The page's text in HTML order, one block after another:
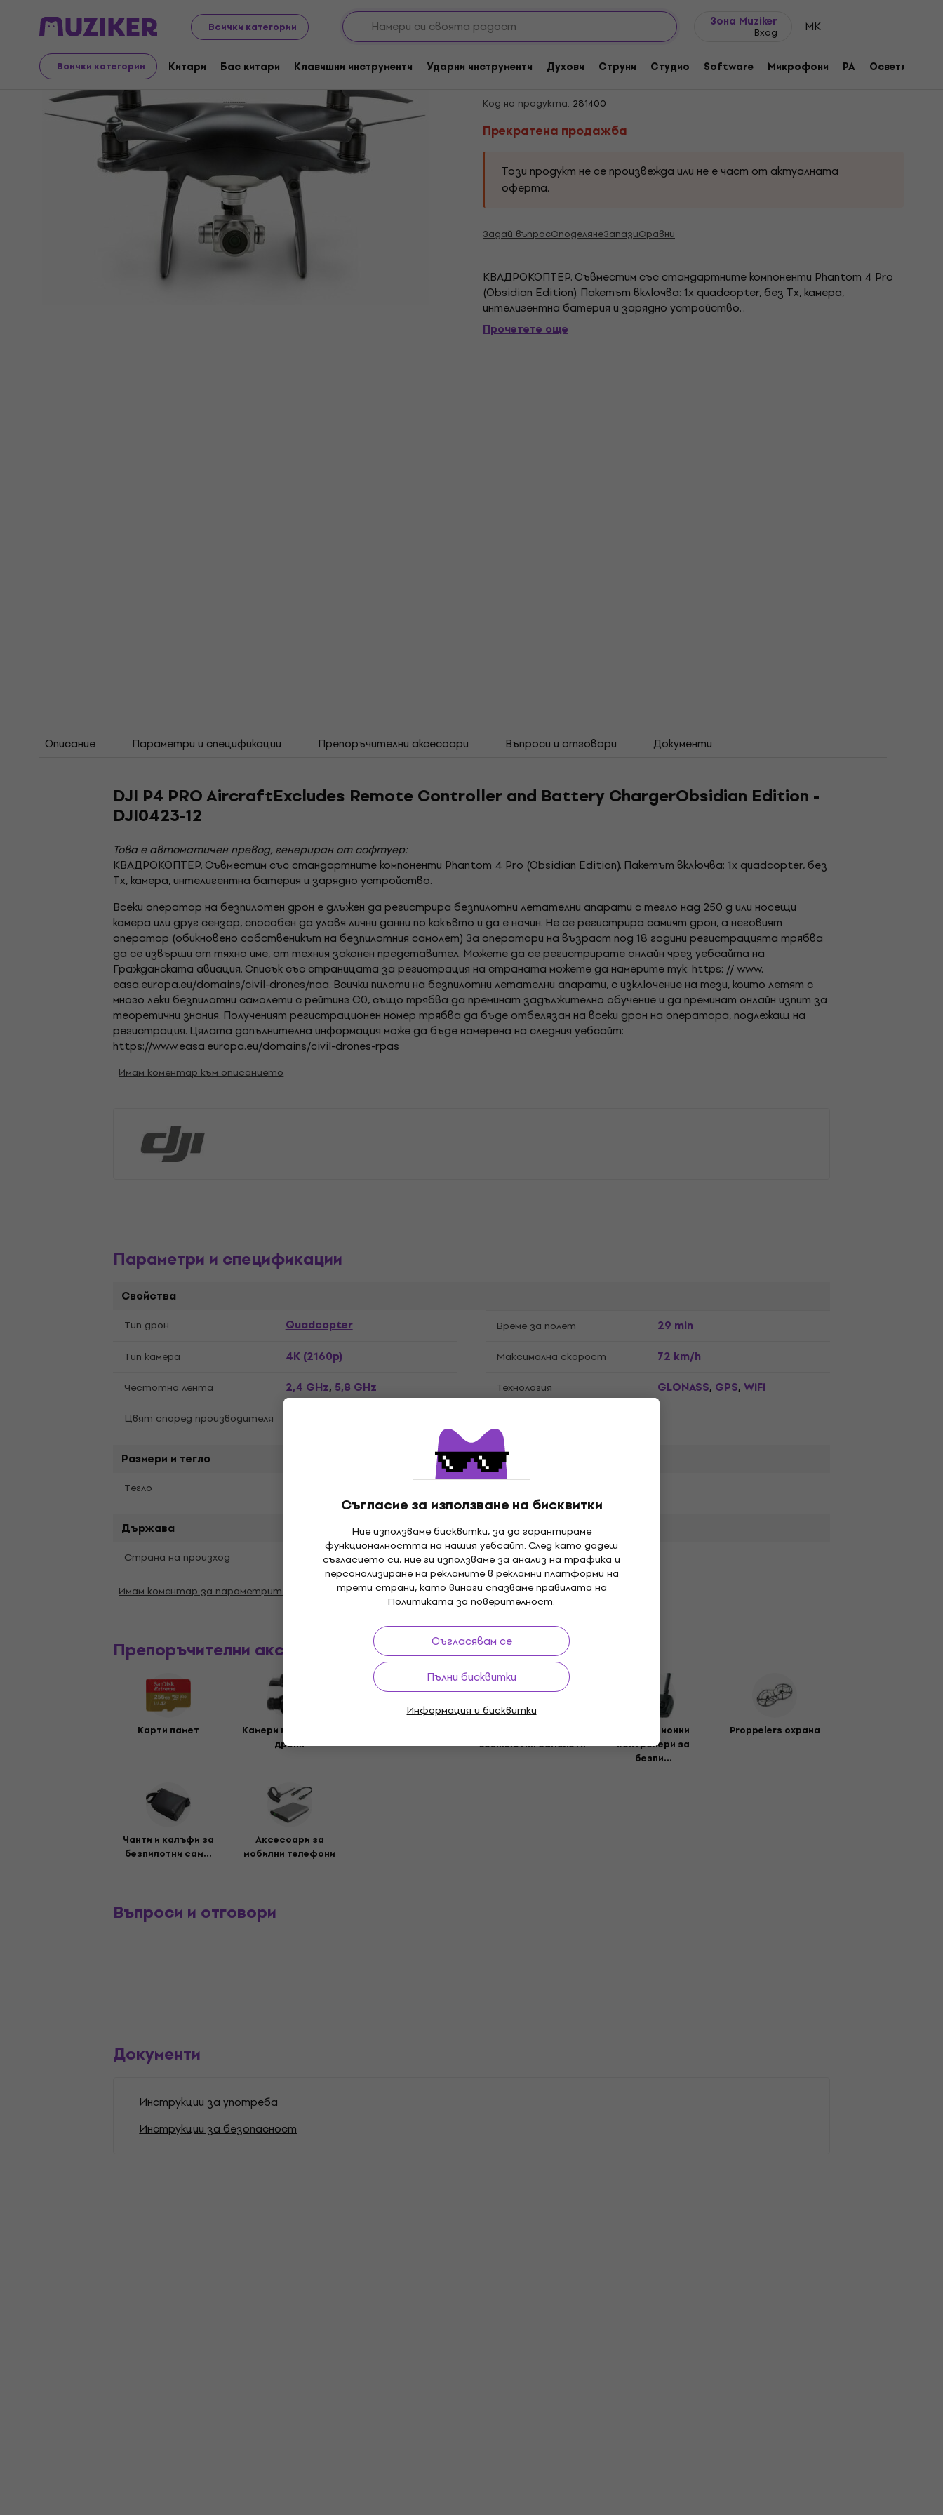
Всички категории
Зона Muziker
Вход MK
Всички категории Китари Бас китари Клавишни инструменти Ударни инструменти Духови Струни Студио Software Микрофони PA Осветление
Съгласие за използване на бисквитки
Ние използваме бисквитки, за да гарантираме
функционалността на нашия уебсайт. След като дадеш
съгласието си, ние ги използваме за анализ на трафика и
персонализиране на рекламите в рекламни платформи на
трети страни, като винаги спазваме правилата на
Политиката за поверителност.
Съгласявам се
Пълни бисквитки
Информация и бисквитки
Аудио Видео Техника
Прекратена продажба
Прекратена продажба
DJI P4 PRO AircraftExcludes Remote Controller and
Battery ChargerObsidian Edition - DJI0423-12
Код на продукта: 281400
Прекратена продажба
Този продукт не се произвежда или не е част от актуалната
оферта.
Задай въпросСподелянеЗапазиСравни
КВАДРОКОПТЕР. Съвместим със стандартните компоненти Phantom 4 Pro
(Obsidian Edition). Пакетът включва: 1x quadcopter, без Tx, камера,
интелигентна батерия и зарядно устройство. .
Прочетете още
Описание Параметри и спецификации Препоръчителни аксесоари Въпроси и отговори Документи
DJI P4 PRO AircraftExcludes Remote Controller and Battery ChargerObsidian Edition -
DJI0423-12
Това е автоматичен превод, генериран от софтуер:
КВАДРОКОПТЕР. Съвместим със стандартните компоненти Phantom 4 Pro (Obsidian Edition). Пакетът включва: 1x quadcopter, без
Tx, камера, интелигентна батерия и зарядно устройство.
Всеки оператор на безпилотен дрон е длъжен да регистрира безпилотни летателни апарати с тегло над 250 g или носещи
камера или друг сензор, способен да улавя лични данни по какъвто и да е начин. Не се регистрира самият дрон, а неговият
оператор (обикновено собственикът на безпилотния самолет) За оператори на възраст под 18 години регистрацията трябва
да се извърши от тяхно име, от техния законен представител. Можете да се регистрирате онлайн чрез уебсайта на
Гражданската авиация. Списък със страницата за регистрация на страната можете да намерите тук: https: // www.
easa.europa.eu/domains/civil-drones/naa. Всички пилоти на безпилотни летателни апарати, с изключение на тези, които летят с
много леки безпилотни самолети с рейтинг C0, също трябва да преминат задължително обучение и да преминат онлайн изпит за
теоретични знания. Полученият регистрационен номер трябва да бъде отбелязан на всеки дрон на оператора, подлежащ на
регистрация. Цялата допълнителна информация може да бъде намерена на следния уебсайт:
https://www.easa.europa.eu/domains/civil-drones-rpas
Имам коментар към описанието
Параметри и спецификации
Свойства
Тип дрон Quadcopter Време за полет 29 min
Тип камера 4K (2160p) Максимална скорост 72 km/h
Честотна лента 2,4 GHz,5,8 GHz Технология GLONASS,GPS,WiFi
Цвят според производителя
Размери и тегло
Tегло
Държава
Страна на произход
Имам коментар за параметрите
Препоръчителни аксесоари
Карти памет
Камери и оптика за
дрони
безпилотни самолети
Дистанционни
контролери за
безпи...
Proppelers охрана
Чанти и калъфи за
безпилотни сам...
Аксесоари за
мобилни телефони
Въпроси и отговори
Документи
Инструкции за употреба
Инструкции за безопасност